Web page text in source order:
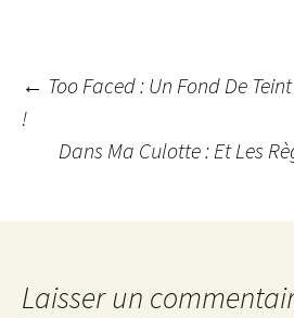
Navigation
des
articles
← Too Faced : Un Fond De
!
Dans Ma Culotte : Et Les
Laisser un